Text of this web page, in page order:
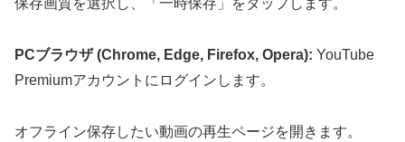
保存画質を選択し、「一時保存」をタップします。
PCブラウザ (Chrome, Edge, Firefox, Opera): YouTube
Premiumアカウントにログインします。
オフライン保存したい動画の再生ページを開きます。